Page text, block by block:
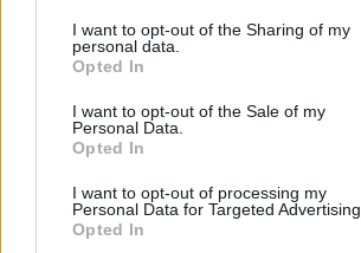
I want to opt-out of the Sharing of my
personal data.
Opted In
I want to opt-out of the Sale of my
Personal Data.
Opted In
I want to opt-out of processing my
Personal Data for Targeted Advertising.
Opted In